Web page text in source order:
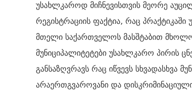
უსახლკაროდ მიჩნევისთვის მეორე
რეგისტრაციის ფაქტია, რაც
მთელი საქართველოს მასშტაბით
მუნიციპალიტეტები უსახლკარო პირის
განსაზღვრავს რაც იწვევს სხვადასხვა
არაერთგვაროვანი და